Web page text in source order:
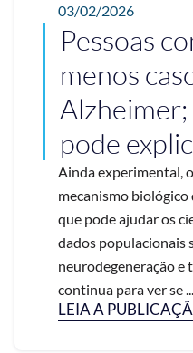
03/02/2026
Pessoas
menos
pode
Ainda experimental,
mecanismo
que pode ajudar os
dados populacionais
neurodegeneração e
continua para ver se ...
LEIA A